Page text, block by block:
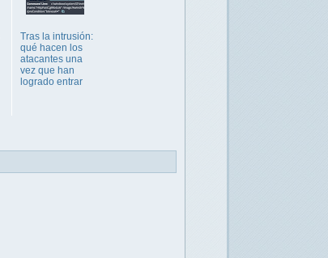
Tras la intrusión:
qué hacen los
atacantes una
vez que han
logrado entrar